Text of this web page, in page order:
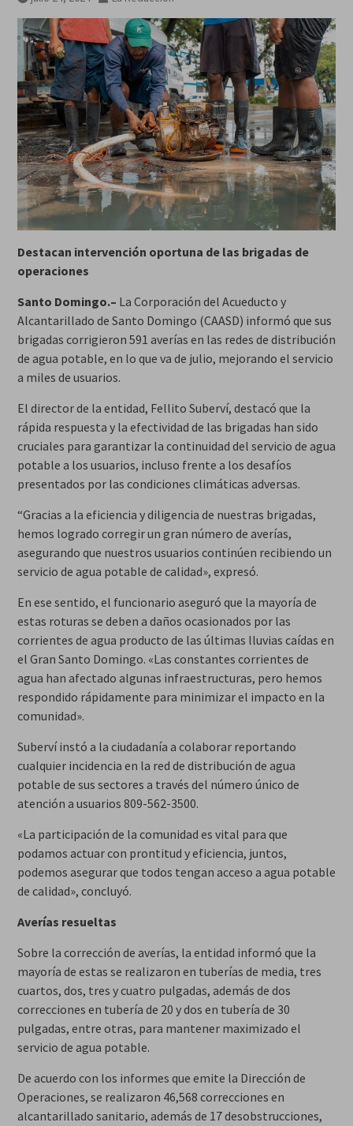
Destacan intervención oportuna de las brigadas de
operaciones
Santo Domingo.– La Corporación del Acueducto y
Alcantarillado de Santo Domingo (CAASD) informó que sus
brigadas corrigieron 591 averías en las redes de distribución
de agua potable, en lo que va de julio, mejorando el servicio
a miles de usuarios.
El director de la entidad, Fellito Suberví, destacó que la
rápida respuesta y la efectividad de las brigadas han sido
cruciales para garantizar la continuidad del servicio de agua
potable a los usuarios, incluso frente a los desafíos
presentados por las condiciones climáticas adversas.
“Gracias a la eficiencia y diligencia de nuestras brigadas,
hemos logrado corregir un gran número de averías,
asegurando que nuestros usuarios continúen recibiendo un
servicio de agua potable de calidad», expresó.
En ese sentido, el funcionario aseguró que la mayoría de
estas roturas se deben a daños ocasionados por las
corrientes de agua producto de las últimas lluvias caídas en
el Gran Santo Domingo. «Las constantes corrientes de
agua han afectado algunas infraestructuras, pero hemos
respondido rápidamente para minimizar el impacto en la
comunidad».
Suberví instó a la ciudadanía a colaborar reportando
cualquier incidencia en la red de distribución de agua
potable de sus sectores a través del número único de
atención a usuarios 809-562-3500.
«La participación de la comunidad es vital para que
podamos actuar con prontitud y eficiencia, juntos,
podemos asegurar que todos tengan acceso a agua potable
de calidad», concluyó.
Averías resueltas
Sobre la corrección de averías, la entidad informó que la
mayoría de estas se realizaron en tuberías de media, tres
cuartos, dos, tres y cuatro pulgadas, además de dos
correcciones en tubería de 20 y dos en tubería de 30
pulgadas, entre otras, para mantener maximizado el
servicio de agua potable.
De acuerdo con los informes que emite la Dirección de
Operaciones, se realizaron 46,568 correcciones en
alcantarillado sanitario, además de 17 desobstrucciones,